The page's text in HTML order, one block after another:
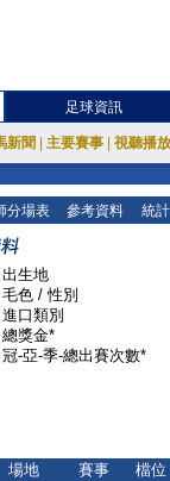
足球資訊
新聞 主要賽事 視聽播
分場表 參考資料 統
出生地
毛色 / 性別
進口類別
總獎金*
冠-亞-季-總出賽次數*
場地
賽事
檔位